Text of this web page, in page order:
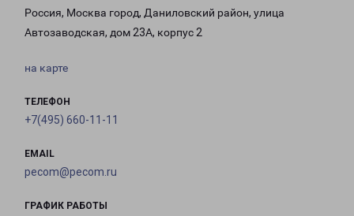
Россия, Москва город, Даниловский район, улица
Автозаводская, дом 23А, корпус 2
на карте
ТЕЛЕФОН
+7(495) 660-11-11
EMAIL
pecom@pecom.ru
ГРАФИК РАБОТЫ